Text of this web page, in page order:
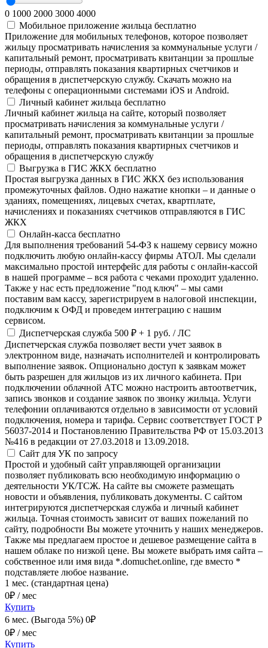
0 1000 2000 3000 4000
Мобильное приложение жильца бесплатно
Приложение для мобильных телефонов, которое позволяет
жильцу просматривать начисления за коммунальные услуги /
капитальный ремонт, просматривать квитанции за прошлые
периоды, отправлять показания квартирных счетчиков и
обращения в диспетчерскую службу. Скачать можно на
телефоны с операционными системами iOS и Android.
Личный кабинет жильца бесплатно
Личный кабинет жильца на сайте, который позволяет
просматривать начисления за коммунальные услуги /
капитальный ремонт, просматривать квитанции за прошлые
периоды, отправлять показания квартирных счетчиков и
обращения в диспетчерскую службу
Выгрузка в ГИС ЖКХ бесплатно
Простая выгрузка данных в ГИС ЖКХ без использования
промежуточных файлов. Одно нажатие кнопки – и данные о
зданиях, помещениях, лицевых счетах, квартплате,
начислениях и показаниях счетчиков отправляются в ГИС
ЖКХ
Онлайн-касса бесплатно
Для выполнения требований 54-ФЗ к нашему сервису можно
подключить любую онлайн-кассу фирмы АТОЛ. Мы сделали
максимально простой интерфейс для работы с онлайн-кассой
в нашей программе – вся работа с чеками проходит удаленно.
Также у нас есть предложение "под ключ" – мы сами
поставим вам кассу, зарегистрируем в налоговой инспекции,
подключим к ОФД и проведем интеграцию с нашим
сервисом.
Диспетчерская служба 500 ₽ + 1 руб. / ЛС
Диспетчерская служба позволяет вести учет заявок в
электронном виде, назначать исполнителей и контролировать
выполнение заявок. Опционально доступ к заявкам может
быть разрешен для жильцов из их личного кабинета. При
подключении облачной АТС можно настроить автоответчик,
запись звонков и создание заявок по звонку жильца. Услуги
телефонии оплачиваются отдельно в зависимости от условий
подключения, номера и тарифа. Сервис соответствует ГОСТ Р
56037-2014 и Постановлению Правительства РФ от 15.03.2013
№416 в редакции от 27.03.2018 и 13.09.2018.
Сайт для УК по запросу
Простой и удобный сайт управляющей организации
позволяет публиковать всю необходимую информацию о
деятельности УК/ТСЖ. На сайте вы сможете размещать
новости и объявления, публиковать документы. С сайтом
интегрируются диспетчерская служба и личный кабинет
жильца. Точная стоимость зависит от ваших пожеланий по
сайту, подробности Вы можете уточнить у наших менеджеров.
Также мы предлагаем простое и дешевое размещение сайта в
нашем облаке по низкой цене. Вы можете выбрать имя сайта –
собственное или имя вида *.domuchet.online, где вместо *
подставляете любое название.
1 мес. (стандартная цена)
0₽ / мес
Купить
6 мес. (Выгода 5%) 0₽
0₽ / мес
Купить